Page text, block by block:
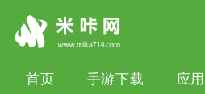
首页 手游下载 应